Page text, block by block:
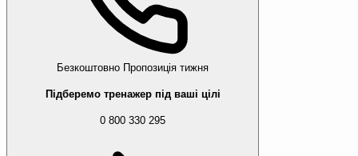
Безкоштовно Пропозиція тижня
Підберемо тренажер під ваші цілі
0 800 330 295